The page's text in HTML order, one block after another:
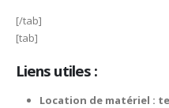
[/tab]
[tab]
Liens utiles :
Location de matériel :